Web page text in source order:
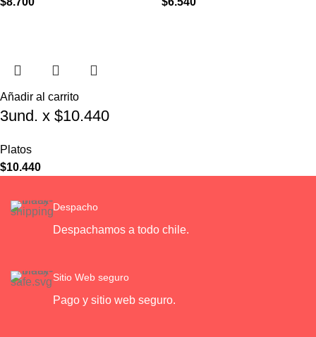
Mascotas
Mascotas con Diseño
Añadir al carrito
3und. x $10.440
Elevado para
Mascotas con Bowl de
Acero
Platos
$10.440
Despacho
Despachamos a todo chile.
Sitio Web seguro
Pago y sitio web seguro.